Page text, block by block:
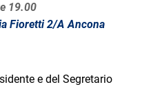
19.00
Fioretti 2/A Ancona
e del Segretario